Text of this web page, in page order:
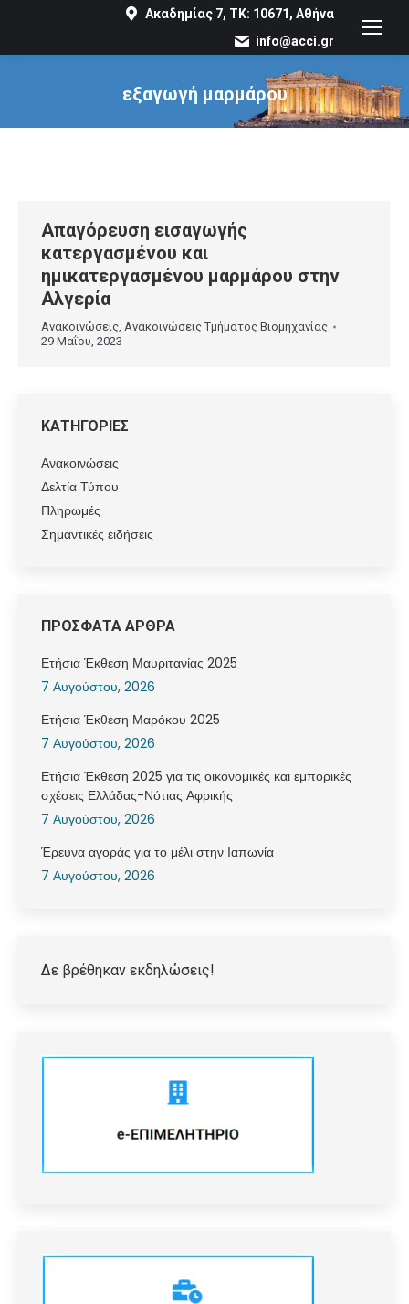
Ακαδημίας 7, ΤΚ: 10671, Αθήνα
info@acci.gr
εξαγωγή μαρμάρου
You are here:
Απαγόρευση εισαγωγής
κατεργασμένου και
ημικατεργασμένου μαρμάρου στην
Αλγερία
Ανακοινώσεις, Ανακοινώσεις Τμήματος Βιομηχανίας
29 Μαΐου, 2023
ΚΑΤΗΓΟΡΙΕΣ
Ανακοινώσεις
Δελτία Τύπου
Πληρωμές
Σημαντικές ειδήσεις
ΠΡΟΣΦΑΤΑ ΑΡΘΡΑ
Ετήσια Έκθεση Μαυριτανίας 2025
7 Αυγούστου, 2026
Ετήσια Έκθεση Μαρόκου 2025
7 Αυγούστου, 2026
Ετήσια Έκθεση 2025 για τις οικονομικές και εμπορικές
σχέσεις Ελλάδας-Νότιας Αφρικής
7 Αυγούστου, 2026
Έρευνα αγοράς για το μέλι στην Ιαπωνία
7 Αυγούστου, 2026
Δε βρέθηκαν εκδηλώσεις!